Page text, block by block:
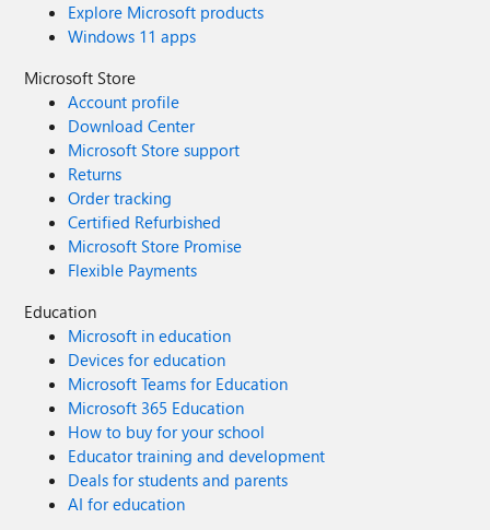
Explore Microsoft products
Windows 11 apps
Microsoft Store
Account profile
Download Center
Microsoft Store support
Returns
Order tracking
Certified Refurbished
Microsoft Store Promise
Flexible Payments
Education
Microsoft in education
Devices for education
Microsoft Teams for Education
Microsoft 365 Education
How to buy for your school
Educator training and development
Deals for students and parents
AI for education